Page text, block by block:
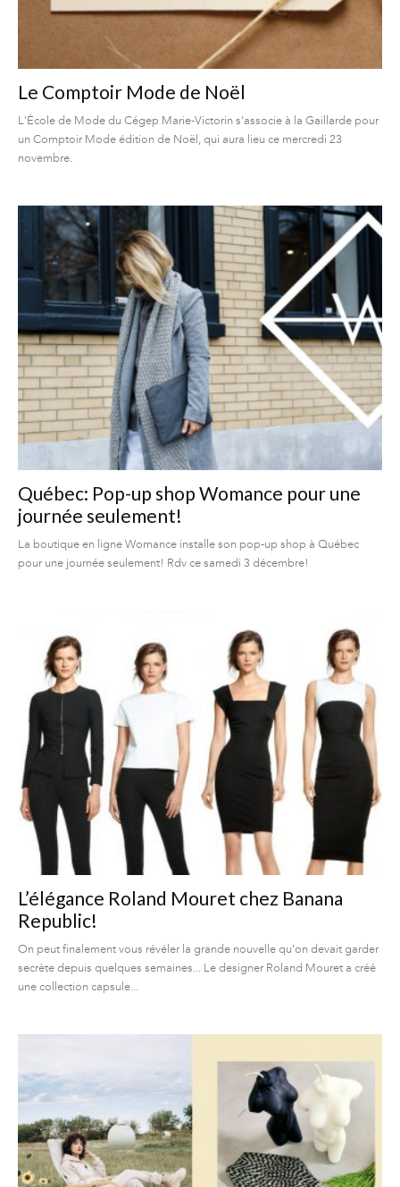
Le Comptoir Mode de Noël
L'École de Mode du Cégep Marie-Victorin s'associe à la Gaillarde pour
un Comptoir Mode édition de Noël, qui aura lieu ce mercredi 23
novembre.
Québec: Pop-up shop Womance pour une
journée seulement!
La boutique en ligne Womance installe son pop-up shop à Québec
pour une journée seulement! Rdv ce samedi 3 décembre!
L’élégance Roland Mouret chez Banana
Republic!
On peut finalement vous révéler la grande nouvelle qu'on devait garder
secrète depuis quelques semaines... Le designer Roland Mouret a créé
une collection capsule...